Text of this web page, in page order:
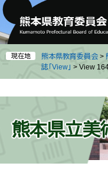
ペ
ー
ジ
の
先
で
メ
ニ
ュ
ー
を
ば
現在地 熊本県教育委員会 >
誌「View」 > View 164
熊本県立美